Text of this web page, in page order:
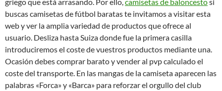
buscas camisetas de fútbol baratas te invitamos a visitar esta
web y ver la amplia variedad de productos que ofrece al
usuario. Desliza hasta Suiza donde fue la primera casilla
introduciremos el coste de vuestros productos mediante una.
Ocasión debes comprar barato y vender al pvp calculado el
coste del transporte. En las mangas de la camiseta aparecen las
palabras «Forca» y «Barca» para reforzar el orgullo del club